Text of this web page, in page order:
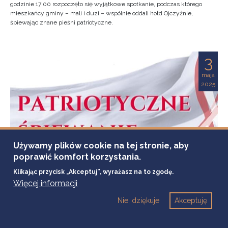
godzinie 17:00 rozpoczęło się wyjątkowe spotkanie, podczas którego
mieszkańcy gminy – mali i duzi – wspólnie oddali hołd Ojczyźnie,
śpiewając znane pieśni patriotyczne.
3
maja
2025
Używamy plików cookie na tej stronie, aby
poprawić komfort korzystania.
Klikając przycisk „Akceptuj”, wyrażasz na to zgodę.
Więcej informacji
Akceptuję
Nie, dziękuje